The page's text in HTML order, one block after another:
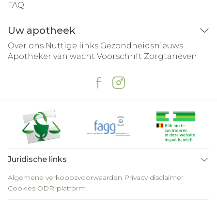
FAQ
Uw apotheek
Over ons Nuttige links Gezondheidsnieuws
Apotheker van wacht Voorschrift Zorgtarieven
Juridische links
Algemene verkoopsvoorwaarden Privacy disclaimer
Cookies ODR-platform